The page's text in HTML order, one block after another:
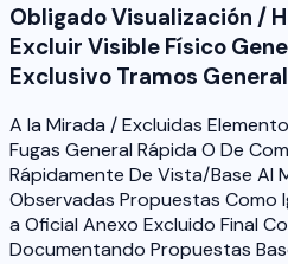
Obligado Visualización /
Excluir Visible Físico
Exclusivo Tramos
A la Mirada / Excluidas
Fugas General Rápida O De
Rápidamente De Vista/Base Al
Observadas Propuestas Como
a Oficial Anexo Excluido Final
Documentando Propuestas